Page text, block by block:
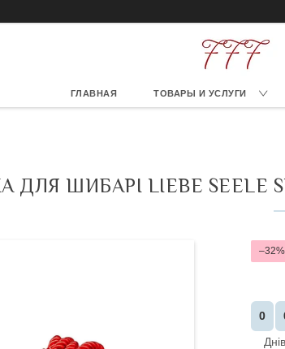
ГЛАВНАЯ ТОВАРЫ И УСЛУГИ
ДЛЯ ШИБАРІ LIEBE SEELE
–32%
0
Днів